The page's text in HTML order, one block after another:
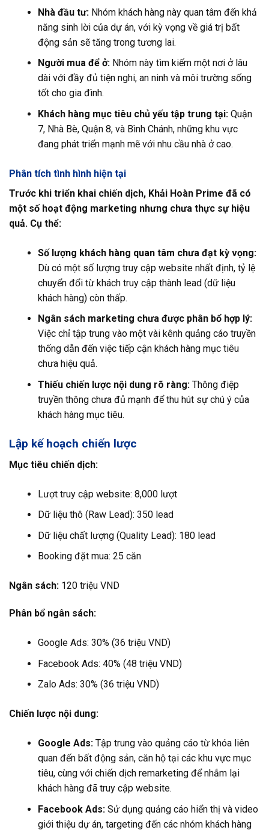
Nhà đầu tư: Nhóm khách hàng này quan tâm đến khả
năng sinh lời của dự án, với kỳ vọng về giá trị bất
động sản sẽ tăng trong tương lai.
Người mua để ở: Nhóm này tìm kiếm một nơi ở lâu
dài với đầy đủ tiện nghi, an ninh và môi trường sống
tốt cho gia đình.
Khách hàng mục tiêu chủ yếu tập trung tại: Quận
7, Nhà Bè, Quận 8, và Bình Chánh, những khu vực
đang phát triển mạnh mẽ với nhu cầu nhà ở cao.
Phân tích tình hình hiện tại
Trước khi triển khai chiến dịch, Khải Hoàn Prime đã có
một số hoạt động marketing nhưng chưa thực sự hiệu
quả. Cụ thể:
Số lượng khách hàng quan tâm chưa đạt kỳ vọng:
Dù có một số lượng truy cập website nhất định, tỷ lệ
chuyển đổi từ khách truy cập thành lead (dữ liệu
khách hàng) còn thấp.
Ngân sách marketing chưa được phân bổ hợp lý:
Việc chỉ tập trung vào một vài kênh quảng cáo truyền
thống dẫn đến việc tiếp cận khách hàng mục tiêu
chưa hiệu quả.
Thiếu chiến lược nội dung rõ ràng: Thông điệp
truyền thông chưa đủ mạnh để thu hút sự chú ý của
khách hàng mục tiêu.
Lập kế hoạch chiến lược
Mục tiêu chiến dịch:
Lượt truy cập website: 8,000 lượt
Dữ liệu thô (Raw Lead): 350 lead
Dữ liệu chất lượng (Quality Lead): 180 lead
Booking đặt mua: 25 căn
Ngân sách: 120 triệu VND
Phân bổ ngân sách:
Google Ads: 30% (36 triệu VND)
Facebook Ads: 40% (48 triệu VND)
Zalo Ads: 30% (36 triệu VND)
Chiến lược nội dung:
Google Ads: Tập trung vào quảng cáo từ khóa liên
quan đến bất động sản, căn hộ tại các khu vực mục
tiêu, cùng với chiến dịch remarketing để nhắm lại
khách hàng đã truy cập website.
Facebook Ads: Sử dụng quảng cáo hiển thị và video
giới thiệu dự án, targeting đến các nhóm khách hàng